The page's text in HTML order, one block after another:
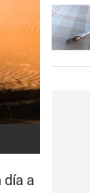
día a